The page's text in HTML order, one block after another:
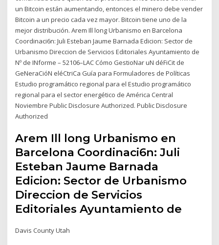
un Bitcoin están aumentando, entonces el minero debe vender
Bitcoin a un precio cada vez mayor. Bitcoin tiene uno de la
mejor distribución. Arem Ill long Urbanismo en Barcelona
Coordinaci6n: Juli Esteban Jaume Barnada Edicion: Sector de
Urbanismo Direccion de Servicios Editoriales Ayuntamiento de
Nº de INforme – 52106–LAC Cómo GestioNar uN déFiCit de
GeNeraCióN eléCtriCa Guía para Formuladores de Políticas
Estudio programático regional para el Estudio programático
regional para el sector energético de América Central
Noviembre Public Disclosure Authorized. Public Disclosure
Authorized
Arem Ill long Urbanismo en
Barcelona Coordinaci6n: Juli
Esteban Jaume Barnada
Edicion: Sector de Urbanismo
Direccion de Servicios
Editoriales Ayuntamiento de
Davis County Utah